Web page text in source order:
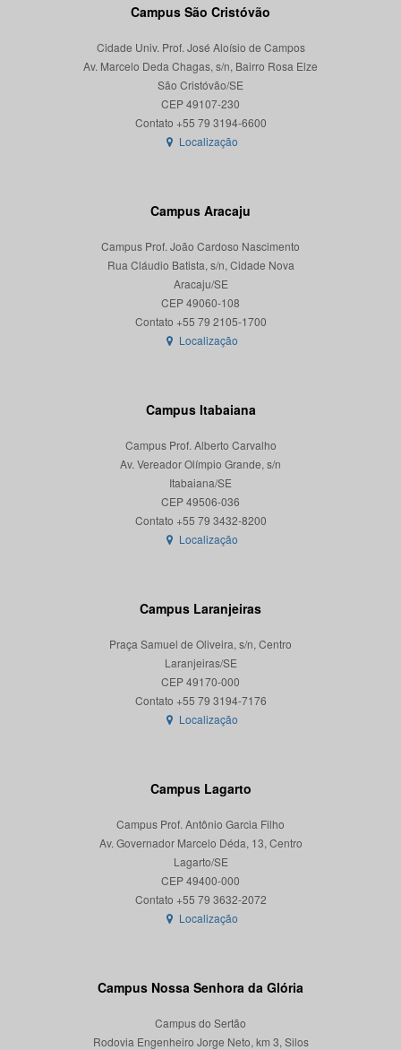
Campus São Cristóvão
Cidade Univ. Prof. José Aloísio de Campos
Av. Marcelo Deda Chagas, s/n, Bairro Rosa Elze
São Cristóvão/SE
CEP 49107-230
Localização
Campus Aracaju
Campus Prof. João Cardoso Nascimento
Rua Cláudio Batista, s/n, Cidade Nova
Aracaju/SE
CEP 49060-108
Localização
Campus Itabaiana
Campus Prof. Alberto Carvalho
Av. Vereador Olímpio Grande, s/n
Itabaiana/SE
CEP 49506-036
Localização
Campus Laranjeiras
Praça Samuel de Oliveira, s/n, Centro
Laranjeiras/SE
CEP 49170-000
Localização
Campus Lagarto
Campus Prof. Antônio Garcia Filho
Av. Governador Marcelo Déda, 13, Centro
Lagarto/SE
CEP 49400-000
Localização
Campus Nossa Senhora da Glória
Campus do Sertão
Rodovia Engenheiro Jorge Neto, km 3, Silos